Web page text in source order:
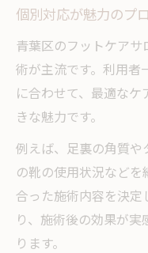
個別対応が魅力のプ
青葉区のフットケア
術が主流です。利用者
に合わせて、最適な
きな魅力です。
例えば、足裏の角質
の靴の使用状況など
合った施術内容を決定
り、施術後の効果が
ります。